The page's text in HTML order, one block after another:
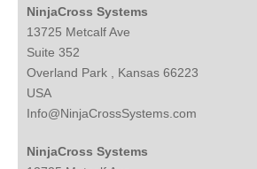
NinjaCross Systems
13725 Metcalf Ave
Suite 352
Overland Park , Kansas 66223
USA
Info@NinjaCrossSystems.com
NinjaCross Systems